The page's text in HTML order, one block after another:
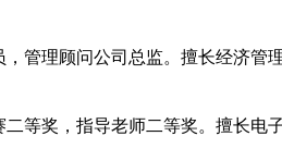
管理顾问公司总监。擅长经济
等奖，指导老师二等奖。擅长电子